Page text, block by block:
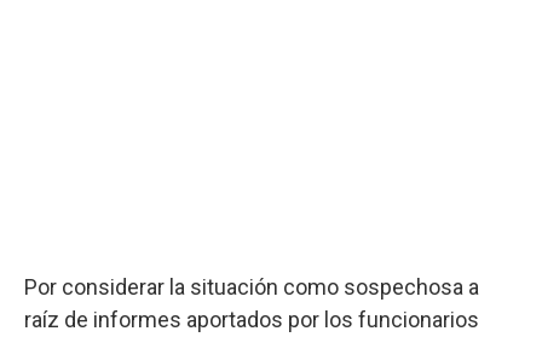
Por considerar la situación como sospechosa a
raíz de informes aportados por los funcionarios